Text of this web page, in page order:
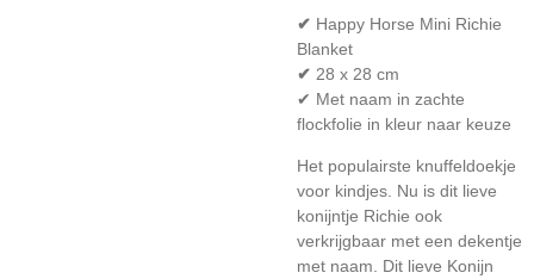
✔ Happy Horse Mini Richie
Blanket
✔ 28 x 28 cm
✔ Met naam in zachte
flockfolie in kleur naar keuze
Het populairste knuffeldoekje
voor kindjes. Nu is dit lieve
konijntje Richie ook
verkrijgbaar met een dekentje
met naam. Dit lieve Konijn